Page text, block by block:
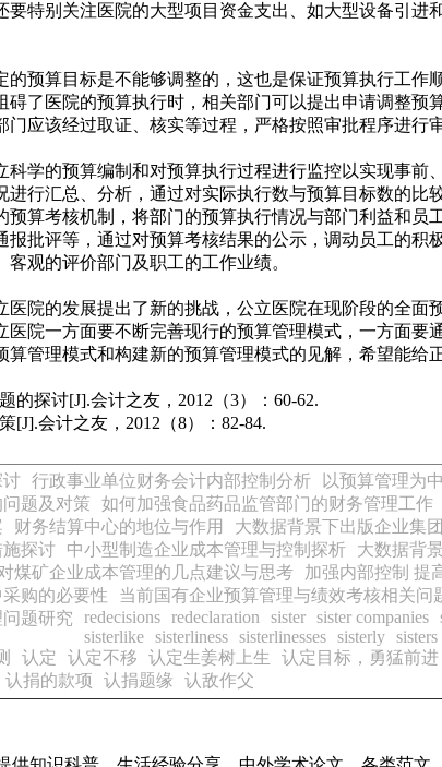
要特别关注医院的大型项目资金支出、如大型设备引
的预算目标是不能够调整的，这也是保证预算执行工
了医院的预算执行时，相关部门可以提出申请调整
应该经过取证、核实等过程，严格按照审批程序进行
学的预算编制和对预算执行过程进行监控以实现事
行汇总、分析，通过对实际执行数与预算目标数的
算考核机制，将部门的预算执行情况与部门利益和
批评等，通过对预算考核结果的公示，调动员工的
观的评价部门及职工的工作业绩。
医院的发展提出了新的挑战，公立医院在现阶段的全
医院一方面要不断完善现行的预算管理模式，一方面
管理模式和构建新的预算管理模式的见解，希望能给
的探讨[J].会计之友，2012（3）：60-62.
[J].会计之友，2012（8）：82-84.
行政事业单位财务会计内部控制分析 以预算管理为
题及对策
如何加强食品药品监管部门的财务管理工作
财务结算中心的地位与作用 大数据背景下出版企业集
探讨
中小型制造企业成本管理与控制探析 大数据背
煤矿企业成本管理的几点建议与思考 加强内部控制 提
购的必要性
当前国有企业预算管理与绩效考核相关问
题研究
redecisions redeclaration sister sister companies
sisterlike sisterliness sisterlinesses sisterly sisters
认定 认定不移 认定生姜树上生 认定目标，勇猛前进
认捐的款项 认捐题缘 认敌作父